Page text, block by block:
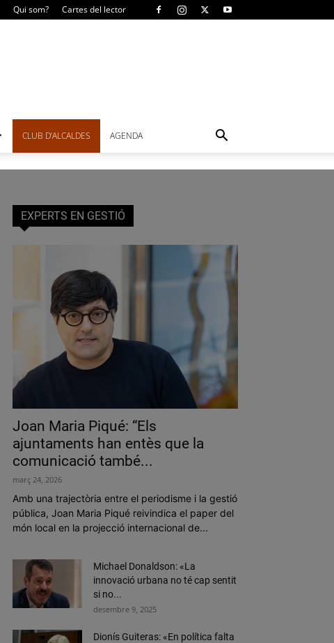
Qui som? Cartes del lector
CLUB D’ALCALDES AGENDA
EXPERTS EN GESTIÓ
Joan Maria Piqué: “Els
ajuntaments han entès que la
comunicació també...
març 24, 2026
Amb una trajectòria entre el periodisme i la gestió
pública, Joan Maria Piqué reivindica el paper del
món local en la projecció internacional de...
Michael Donaldson: «La
innovació urbana no té cap sentit
si no...
desembre 9, 2025
Dionís Guiteras: «En política falta